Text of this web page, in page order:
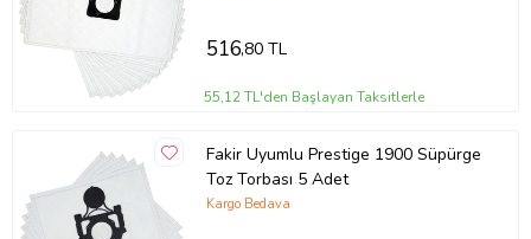
516,80 TL
55,12 TL'den Başlayan Taksitlerle
Fakir Uyumlu Prestige 1900 Süpürge
Toz Torbası 5 Adet
Kargo Bedava